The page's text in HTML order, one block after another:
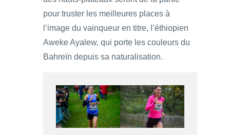
pour truster les meilleures places à
l’image du vainqueur en titre, l’éthiopien
Aweke Ayalew, qui porte les couleurs du
Bahreïn depuis sa naturalisation.